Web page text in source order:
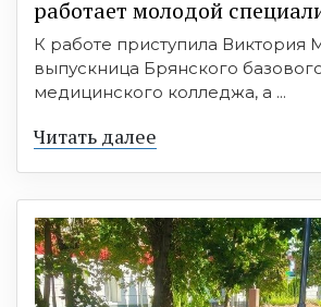
работает молодой
К работе приступила Виктория
выпускница Брянского
медицинского колледжа, а ...
Читать далее